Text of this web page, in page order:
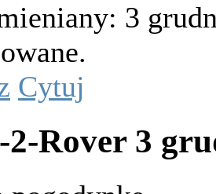
3
Cytuj
2-Rover 3